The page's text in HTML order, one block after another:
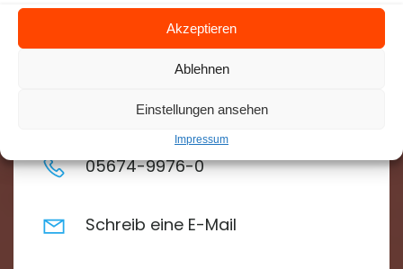
Akzeptieren
Ablehnen
Einstellungen ansehen
Impressum
Kontakt
05674-9976-0
Schreib eine E-Mail